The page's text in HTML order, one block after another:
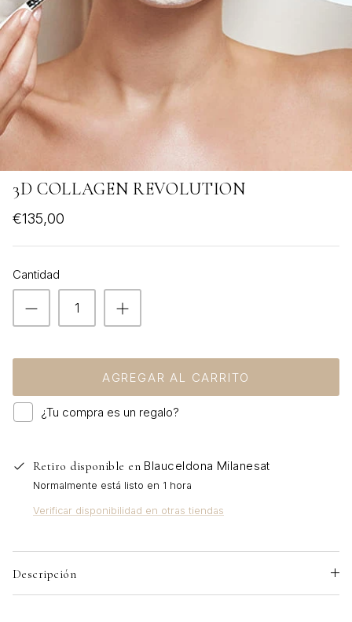
VER TODOS
3D COLLAGEN REVOLUTION
€135,00
Cantidad
AGREGAR AL CARRITO
¿Tu compra es un regalo?
Retiro disponible en Blauceldona Milanesat
Normalmente está listo en 1 hora
Verificar disponibilidad en otras tiendas
Descripción